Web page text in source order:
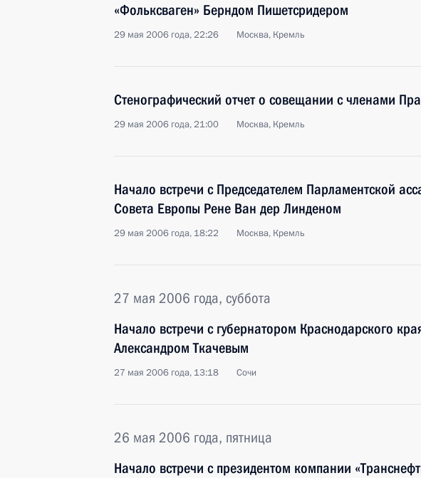
«Фольксваген» Берндом Пишетсридером
29 мая 2006 года, 22:26 Москва, Кремль
Стенографический отчет о совещании с членами
29 мая 2006 года, 21:00 Москва, Кремль
Начало встречи с Председателем Парламентской
Совета Европы Рене Ван дер Линденом
29 мая 2006 года, 18:22 Москва, Кремль
27 мая 2006 года, суббота
Начало встречи с губернатором Краснодарского
Александром Ткачевым
27 мая 2006 года, 13:18 Сочи
26 мая 2006 года, пятница
Начало встречи с президентом компании